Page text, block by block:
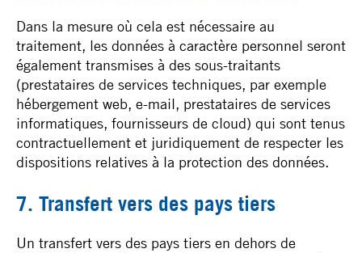
Dans la mesure où cela est nécessaire au
traitement, les données à caractère personnel seront
également transmises à des sous-traitants
(prestataires de services techniques, par exemple
hébergement web, e-mail, prestataires de services
informatiques, fournisseurs de cloud) qui sont tenus
contractuellement et juridiquement de respecter les
dispositions relatives à la protection des données.
7. Transfert vers des pays tiers
Un transfert vers des pays tiers en dehors de